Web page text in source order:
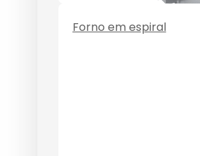
Forno em espiral